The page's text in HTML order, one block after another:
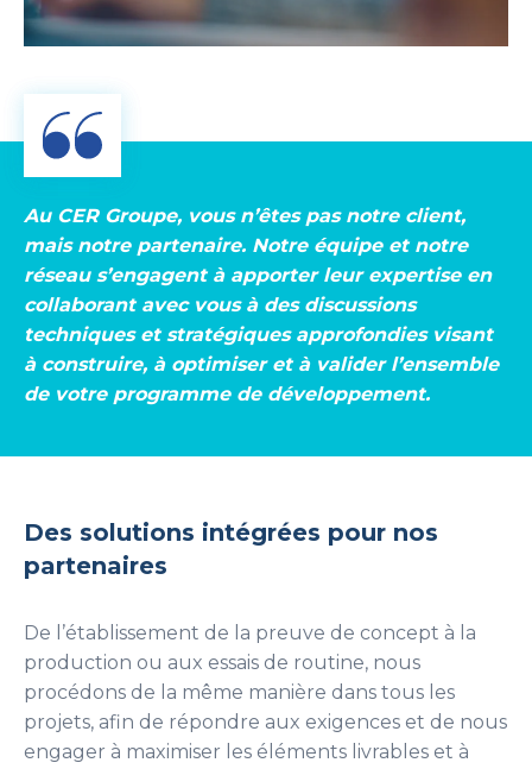
Au CER Groupe, vous n’êtes pas notre client,
mais notre partenaire. Notre équipe et notre
réseau s’engagent à apporter leur expertise en
collaborant avec vous à des discussions
techniques et stratégiques approfondies visant
à construire, à optimiser et à valider l’ensemble
de votre programme de développement.
Des solutions intégrées pour nos
partenaires
De l’établissement de la preuve de concept à la
production ou aux essais de routine, nous
procédons de la même manière dans tous les
projets, afin de répondre aux exigences et de nous
engager à maximiser les éléments livrables et à